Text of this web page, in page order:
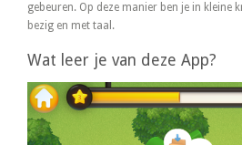
gebeuren. Op deze manier ben je in kleine
bezig en met taal.
Wat leer je van deze App?